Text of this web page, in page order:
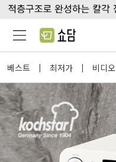
베스트 | 최저가 | 비디오